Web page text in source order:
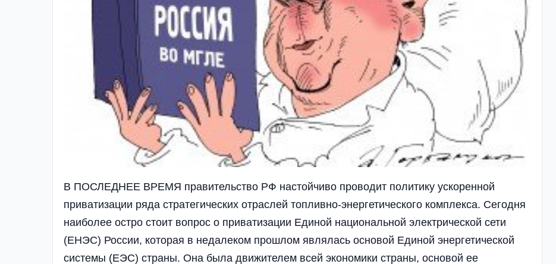
В ПОСЛЕДНЕЕ ВРЕМЯ правительство РФ настойчиво проводит политику ускоренной
приватизации ряда стратегических отраслей топливно-энергетического комплекса. Сегодня
наиболее остро стоит вопрос о приватизации Единой национальной электрической сети
(ЕНЭС) России, которая в недалеком прошлом являлась основой Единой энергетической
системы (ЕЭС) страны. Она была движителем всей экономики страны, основой ее